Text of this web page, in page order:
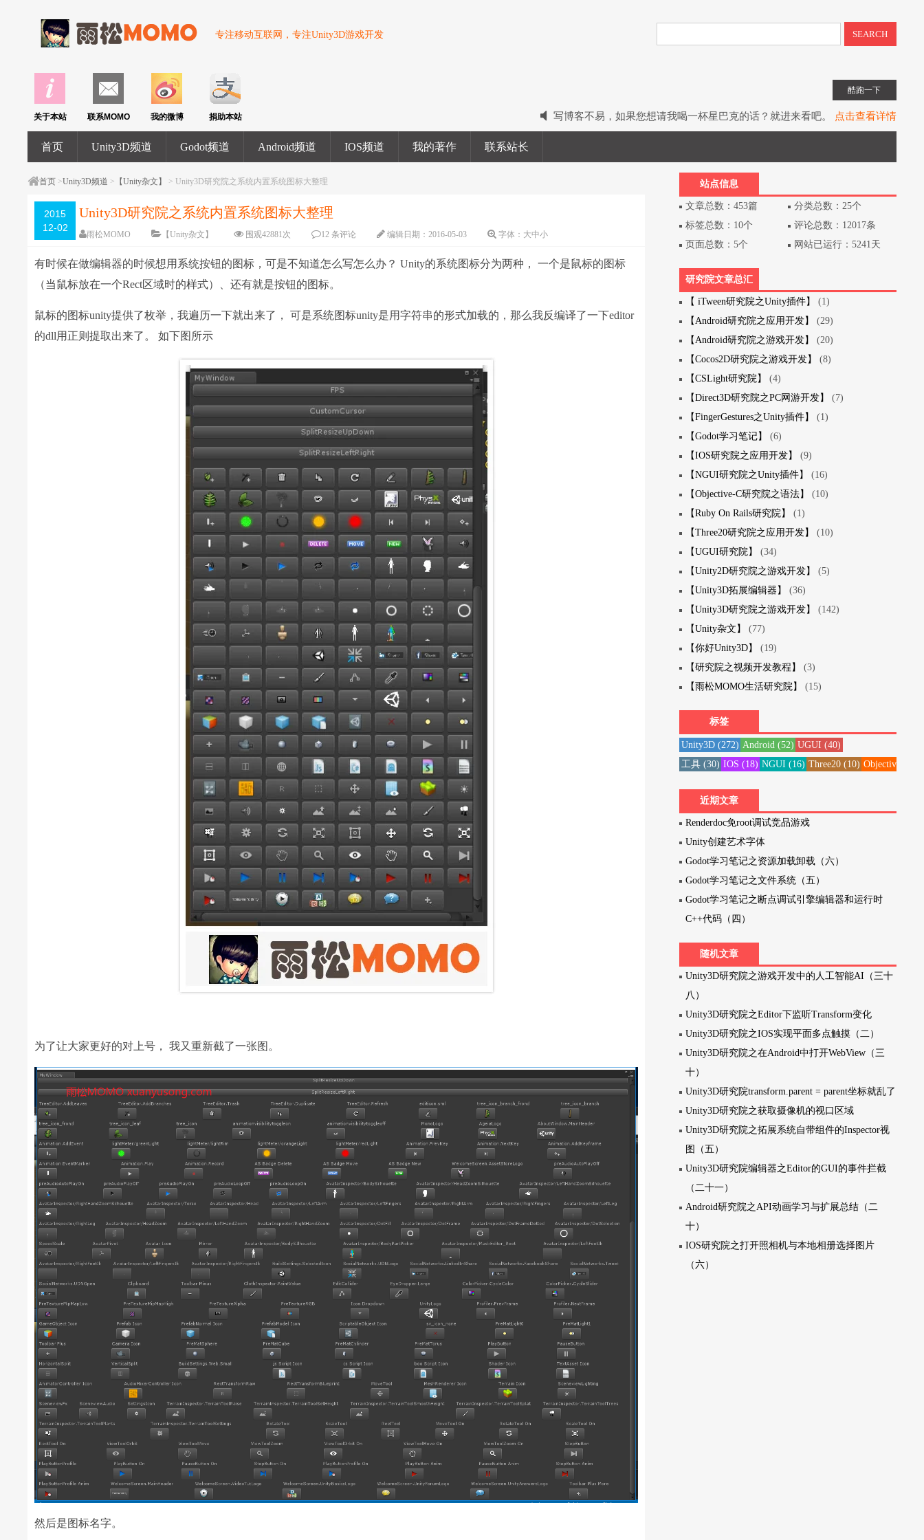
专注移动互联网，专注Unity3D游戏开发 SEARCH
酷跑一下
写博客不易，如果您想请我喝一杯星巴克的话？就进来看吧。
点击查看详情
2022我的电子书教程《UIToolkit下一代UI系统》全网上架。点击查看详情
关于本站 联系MOMO 我的微博 捐助本站
首页 Unity3D频道 Godot频道 Android频道 IOS频道 我的著作 联系站长
首页 >Unity3D频道 > 【Unity杂文】 > Unity3D研究院之系统内置系统图标大整理
2015
12-02
Unity3D研究院之系统内置系统图标大整理
雨松MOMO 【Unity杂文】 围观42881次 12 条评论 编辑日期：2016-05-03 字体： 大中小
有时候在做编辑器的时候想用系统按钮的图标，可是不知道怎么写怎么办？ Unity的系统图标分为两种， 一个是鼠标的图标
（当鼠标放在一个Rect区域时的样式）、还有就是按钮的图标。
鼠标的图标unity提供了枚举，我遍历一下就出来了， 可是系统图标unity是用字符串的形式加载的，那么我反编译了一下editor
的dll用正则提取出来了。 如下图所示
为了让大家更好的对上号， 我又重新截了一张图。
然后是图标名字。
站点信息
文章总数：453篇
分类总数：25个
标签总数：10个
评论总数：12017条
页面总数：5个
网站已运行：5241天
研究院文章总汇
【 iTween研究院之Unity插件】
(1)
【Android研究院之应用开发】
(29)
【Android研究院之游戏开发】
(20)
【Cocos2D研究院之游戏开发】
(8)
【CSLight研究院】
(4)
【Direct3D研究院之PC网游开发】
(7)
【FingerGestures之Unity插件】
(1)
【Godot学习笔记】
(6)
【IOS研究院之应用开发】
(9)
【NGUI研究院之Unity插件】
(16)
【Objective-C研究院之语法】
(10)
【Ruby On Rails研究院】
(1)
【Three20研究院之应用开发】
(10)
【UGUI研究院】
(34)
【Unity2D研究院之游戏开发】
(5)
【Unity3D拓展编辑器】
(36)
【Unity3D研究院之游戏开发】
(142)
【Unity杂文】
(77)
【你好Unity3D】
(19)
【研究院之视频开发教程】
(3)
【雨松MOMO生活研究院】
(15)
标签
Unity3D(272) Android(52) UGUI (40)
工具(30) IOS (18) NGUI (16) Three20(10) Objective-C
近期文章
Renderdoc免root调试竞品游戏
Unity创建艺术字体
Godot学习笔记之资源加载卸载（六）
Godot学习笔记之文件系统（五）
Godot学习笔记之断点调试引擎编辑器和运行时
C++代码（四）
随机文章
Unity3D研究院之游戏开发中的人工智能AI（三十
八）
Unity3D研究院之Editor下监听Transform变化
Unity3D研究院之IOS实现平面多点触摸（二）
Unity3D研究院之在Android中打开WebView（三
十）
Unity3D研究院transform.parent = parent坐标就乱了
Unity3D研究院之获取摄像机的视口区域
Unity3D研究院之拓展系统自带组件的Inspector视
图（五）
Unity3D研究院编辑器之Editor的GUI的事件拦截
（二十一）
Android研究院之API动画学习与扩展总结（二
十）
IOS研究院之打开照相机与本地相册选择图片
（六）